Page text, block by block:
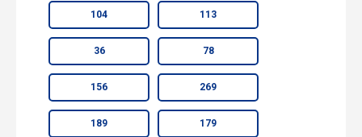
104 113
36 78
156 269
189 179